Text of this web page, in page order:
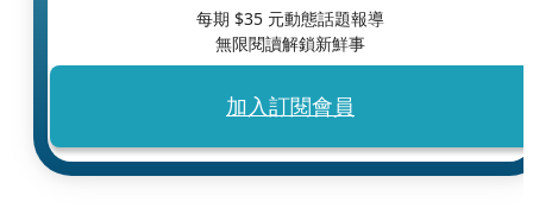
每期 $35 元動態話題報導
無限閱讀解鎖新鮮事
加入訂閱會員